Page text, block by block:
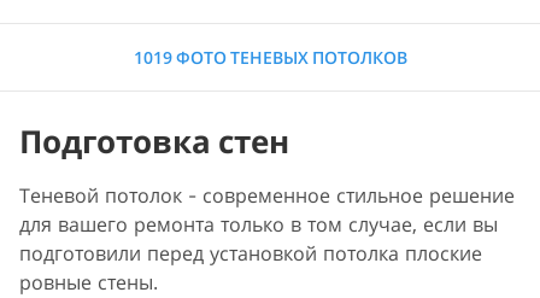
1019 ФОТО ТЕНЕВЫХ ПОТОЛКОВ
Подготовка стен
Теневой потолок - современное стильное решение
для вашего ремонта только в том случае, если вы
подготовили перед установкой потолка плоские
ровные стены.